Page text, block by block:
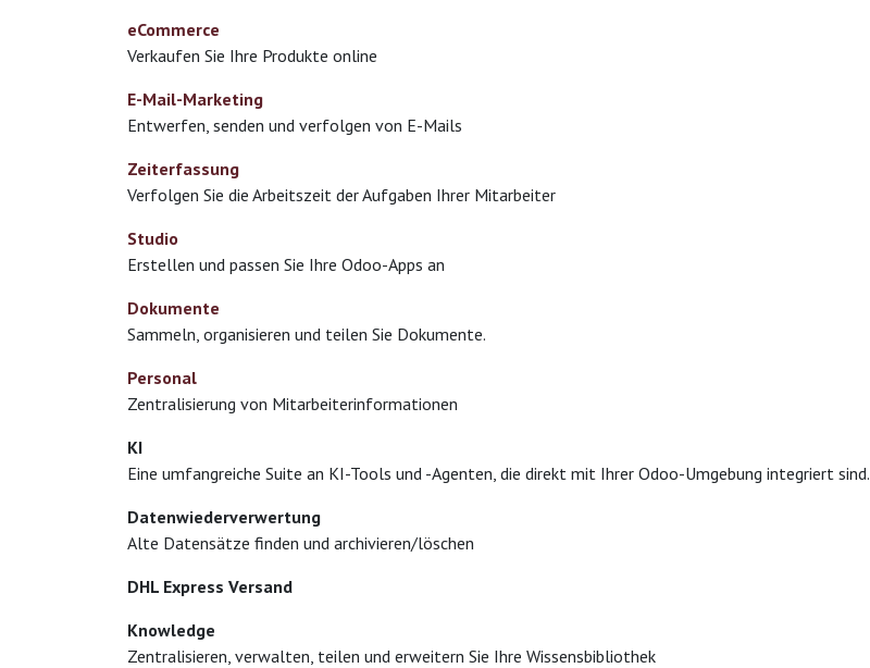
eCommerce
Verkaufen Sie Ihre Produkte online
E-Mail-Marketing
Entwerfen, senden und verfolgen von E-Mails
Zeiterfassung
Verfolgen Sie die Arbeitszeit der Aufgaben Ihrer Mitarbeiter
Studio
Erstellen und passen Sie Ihre Odoo-Apps an
Dokumente
Sammeln, organisieren und teilen Sie Dokumente.
Personal
Zentralisierung von Mitarbeiterinformationen
KI
Eine umfangreiche Suite an KI-Tools und -Agenten, die direkt mit Ihrer Odoo-Umgebung integriert sind.
Datenwiederverwertung
Alte Datensätze finden und archivieren/löschen
DHL Express Versand
Knowledge
Zentralisieren, verwalten, teilen und erweitern Sie Ihre Wissensbibliothek